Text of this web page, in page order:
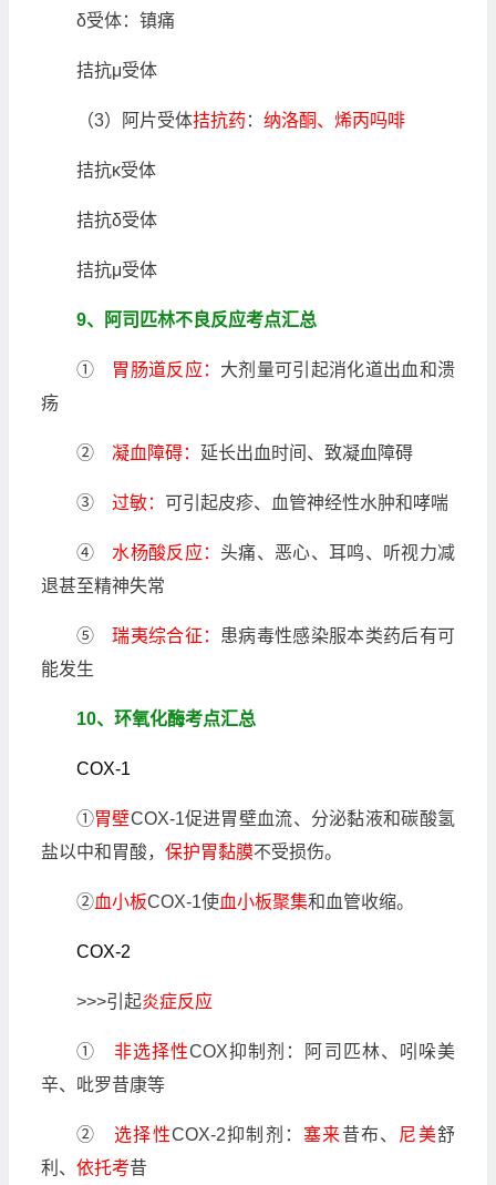
δ受体：镇痛
拮抗μ受体
（3）阿片受体拮抗药 ： 纳洛酮、烯丙吗啡
拮抗κ受体
拮抗δ受体
拮抗μ受体
9、阿司匹林不良反应考点汇总
① 胃肠道反应： 大剂量可引起消化道出血和溃
疡
② 凝血障碍： 延长出血时间、致凝血障碍
③ 过敏： 可引起皮疹、血管神经性水肿和哮喘
④ 水杨酸反应： 头痛、恶心、耳鸣、听视力减
退甚至精神失常
⑤瑞夷综合征：
患病毒性感染服本类药后有可
能发生
10、环氧化酶考点汇总
COX-1
①胃壁COX-1促进胃壁血流、分泌黏液和碳酸氢
盐以中和胃酸， 保护胃黏膜不受损伤。
②血小板COX-1使血小板聚集和血管收缩。
COX-2
>>>引起炎症反应
① 非选择性COX抑制剂：阿司匹林、吲哚美
辛、吡罗昔康等
②选择性COX-2抑制剂： 塞来昔布、 尼美舒
利、 依托考昔